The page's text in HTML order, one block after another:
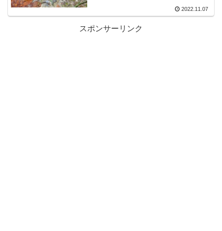
2022.11.07
スポンサーリンク